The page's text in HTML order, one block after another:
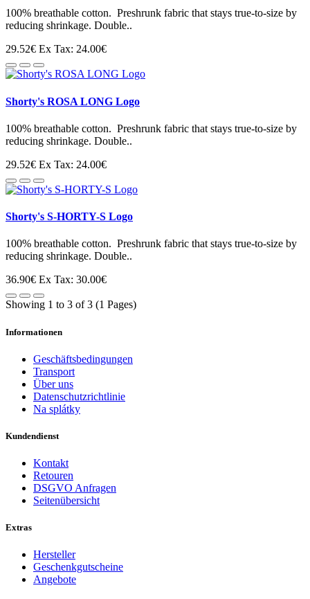
100% breathable cotton. Preshrunk fabric that stays true-to-size by
reducing shrinkage. Double..
29.52€ Ex Tax: 24.00€
Shorty's ROSA LONG Logo
100% breathable cotton. Preshrunk fabric that stays true-to-size by
reducing shrinkage. Double..
29.52€ Ex Tax: 24.00€
Shorty's S-HORTY-S Logo
100% breathable cotton. Preshrunk fabric that stays true-to-size by
reducing shrinkage. Double..
36.90€ Ex Tax: 30.00€
Showing 1 to 3 of 3 (1 Pages)
Informationen
Geschäftsbedingungen
Transport
Über uns
Datenschutzrichtlinie
Na splátky
Kundendienst
Kontakt
Retouren
DSGVO Anfragen
Seitenübersicht
Extras
Hersteller
Geschenkgutscheine
Angebote